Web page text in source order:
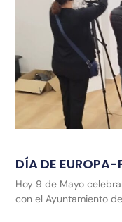
DÍA DE EUROPA-
Hoy 9 de Mayo
con el Ayuntamiento